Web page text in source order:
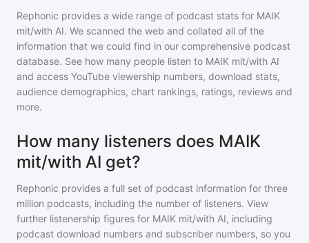
Rephonic provides a wide range of podcast stats for MAIK
mit/with AI. We scanned the web and collated all of the
information that we could find in our comprehensive podcast
database. See how many people listen to MAIK mit/with AI
and access YouTube viewership numbers, download stats,
audience demographics, chart rankings, ratings, reviews and
more.
How many listeners does MAIK
mit/with AI get?
Rephonic provides a full set of podcast information for three
million podcasts, including the number of listeners. View
further listenership figures for MAIK mit/with AI, including
podcast download numbers and subscriber numbers, so you